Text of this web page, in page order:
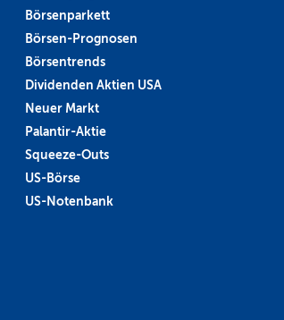
Börsenparkett
Börsen-Prognosen
Börsentrends
Dividenden Aktien USA
Neuer Markt
Palantir-Aktie
Squeeze-Outs
US-Börse
US-Notenbank